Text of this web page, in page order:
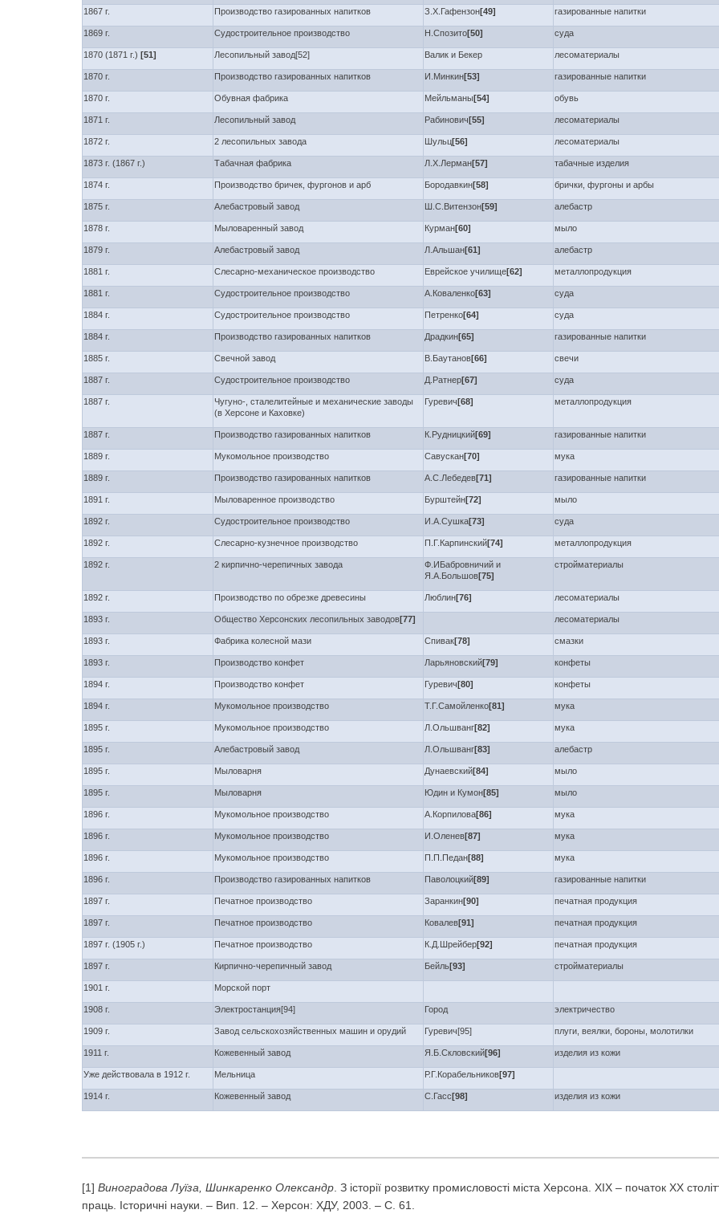
1867 г. Производство газированных напитков З.Х.Гафензон[49] газированные напитки
1869 г. Судостроительное производство Н.Спозито[50] суда
1870 (1871 г.) [51] Лесопильный завод[52] Валик и Бекер лесоматериалы
1870 г. Производство газированных напитков И.Минкин[53] газированные напитки
1870 г. Обувная фабрика Мейльманы[54] обувь
1871 г. Лесопильный завод Рабинович [55] лесоматериалы
1872 г. 2 лесопильных завода Шульц[56] лесоматериалы
1873 г. (1867 г.) Табачная фабрика Л.Х.Лерман[57] табачные изделия
1874 г. Производство бричек, фургонов и арб Бородавкин[58] брички, фургоны и арбы
1875 г. Алебастровый завод Ш.С.Витензон[59] алебастр
1878 г. Мыловаренный завод Курман[60] мыло
1879 г. Алебастровый завод Л.Альшан[61] алебастр
1881 г. Слесарно-механическое производство Еврейское училище[62] металлопродукция
1881 г. Судостроительное производство А.Коваленко[63] суда
1884 г. Судостроительное производство Петренко[64] суда
1884 г. Производство газированных напитков Драдкин[65] газированные напитки
1885 г. Свечной завод В.Баутанов[66] свечи
1887 г. Судостроительное производство Д.Ратнер[67] суда
1887 г.
Чугуно-, сталелитейные и механические заводы
(в Херсоне и Каховке)
Гуревич [68] металлопродукция
1887 г. Производство газированных напитков К.Рудницкий[69] газированные напитки
1889 г. Мукомольное производство Савускан[70] мука
1889 г. Производство газированных напитков А.С.Лебедев[71] газированные напитки
1891 г. Мыловаренное производство Бурштейн[72] мыло
1892 г. Судостроительное производство И.А.Сушка[73] суда
1892 г. Слесарно-кузнечное производство П.Г.Карпинский[74] металлопродукция
1892 г. 2 кирпично-черепичных завода
Ф.ИБабровничий и
Я.А.Большов[75]
стройматериалы
1892 г. Производство по обрезке древесины Люблин[76] лесоматериалы
1893 г. Общество Херсонских лесопильных заводов[77] лесоматериалы
1893 г. Фабрика колесной мази Спивак[78] смазки
1893 г. Производство конфет Ларьяновский[79] конфеты
1894 г. Производство конфет Гуревич [80] конфеты
1894 г. Мукомольное производство Т.Г.Самойленко[81] мука
1895 г. Мукомольное производство Л.Ольшванг[82] мука
1895 г. Алебастровый завод Л.Ольшванг[83] алебастр
1895 г. Мыловарня Дунаевский[84] мыло
1895 г. Мыловарня Юдин и Кумон[85] мыло
1896 г. Мукомольное производство А.Корпилова[86] мука
1896 г. Мукомольное производство И.Оленев[87] мука
1896 г. Мукомольное производство П.П.Педан[88] мука
1896 г. Производство газированных напитков Паволоцкий[89] газированные напитки
1897 г. Печатное производство Заранкин[90] печатная продукция
1897 г. Печатное производство Ковалев[91] печатная продукция
1897 г. (1905 г.) Печатное производство К.Д.Шрейбер[92] печатная продукция
1897 г. Кирпично-черепичный завод Бейль[93] стройматериалы
1901 г. Морской порт
1908 г. Электростанция[94] Город электричество
1909 г. Завод сельскохозяйственных машин и орудий Гуревич[95] плуги, веялки, бороны, молотилки
1911 г. Кожевенный завод Я.Б.Скловский[96] изделия из кожи
Уже действовала в 1912 г. Мельница Р.Г.Корабельников[97]
1914 г. Кожевенный завод С.Гасс [98] изделия из кожи
[1] Виноградова Луїза, Шинкаренко Олександр. З історії розвитку промисловості міста Херсона. ХІХ – початок ХХ
праць. Історичні науки. – Вип. 12. – Херсон: ХДУ, 2003. – С. 61.